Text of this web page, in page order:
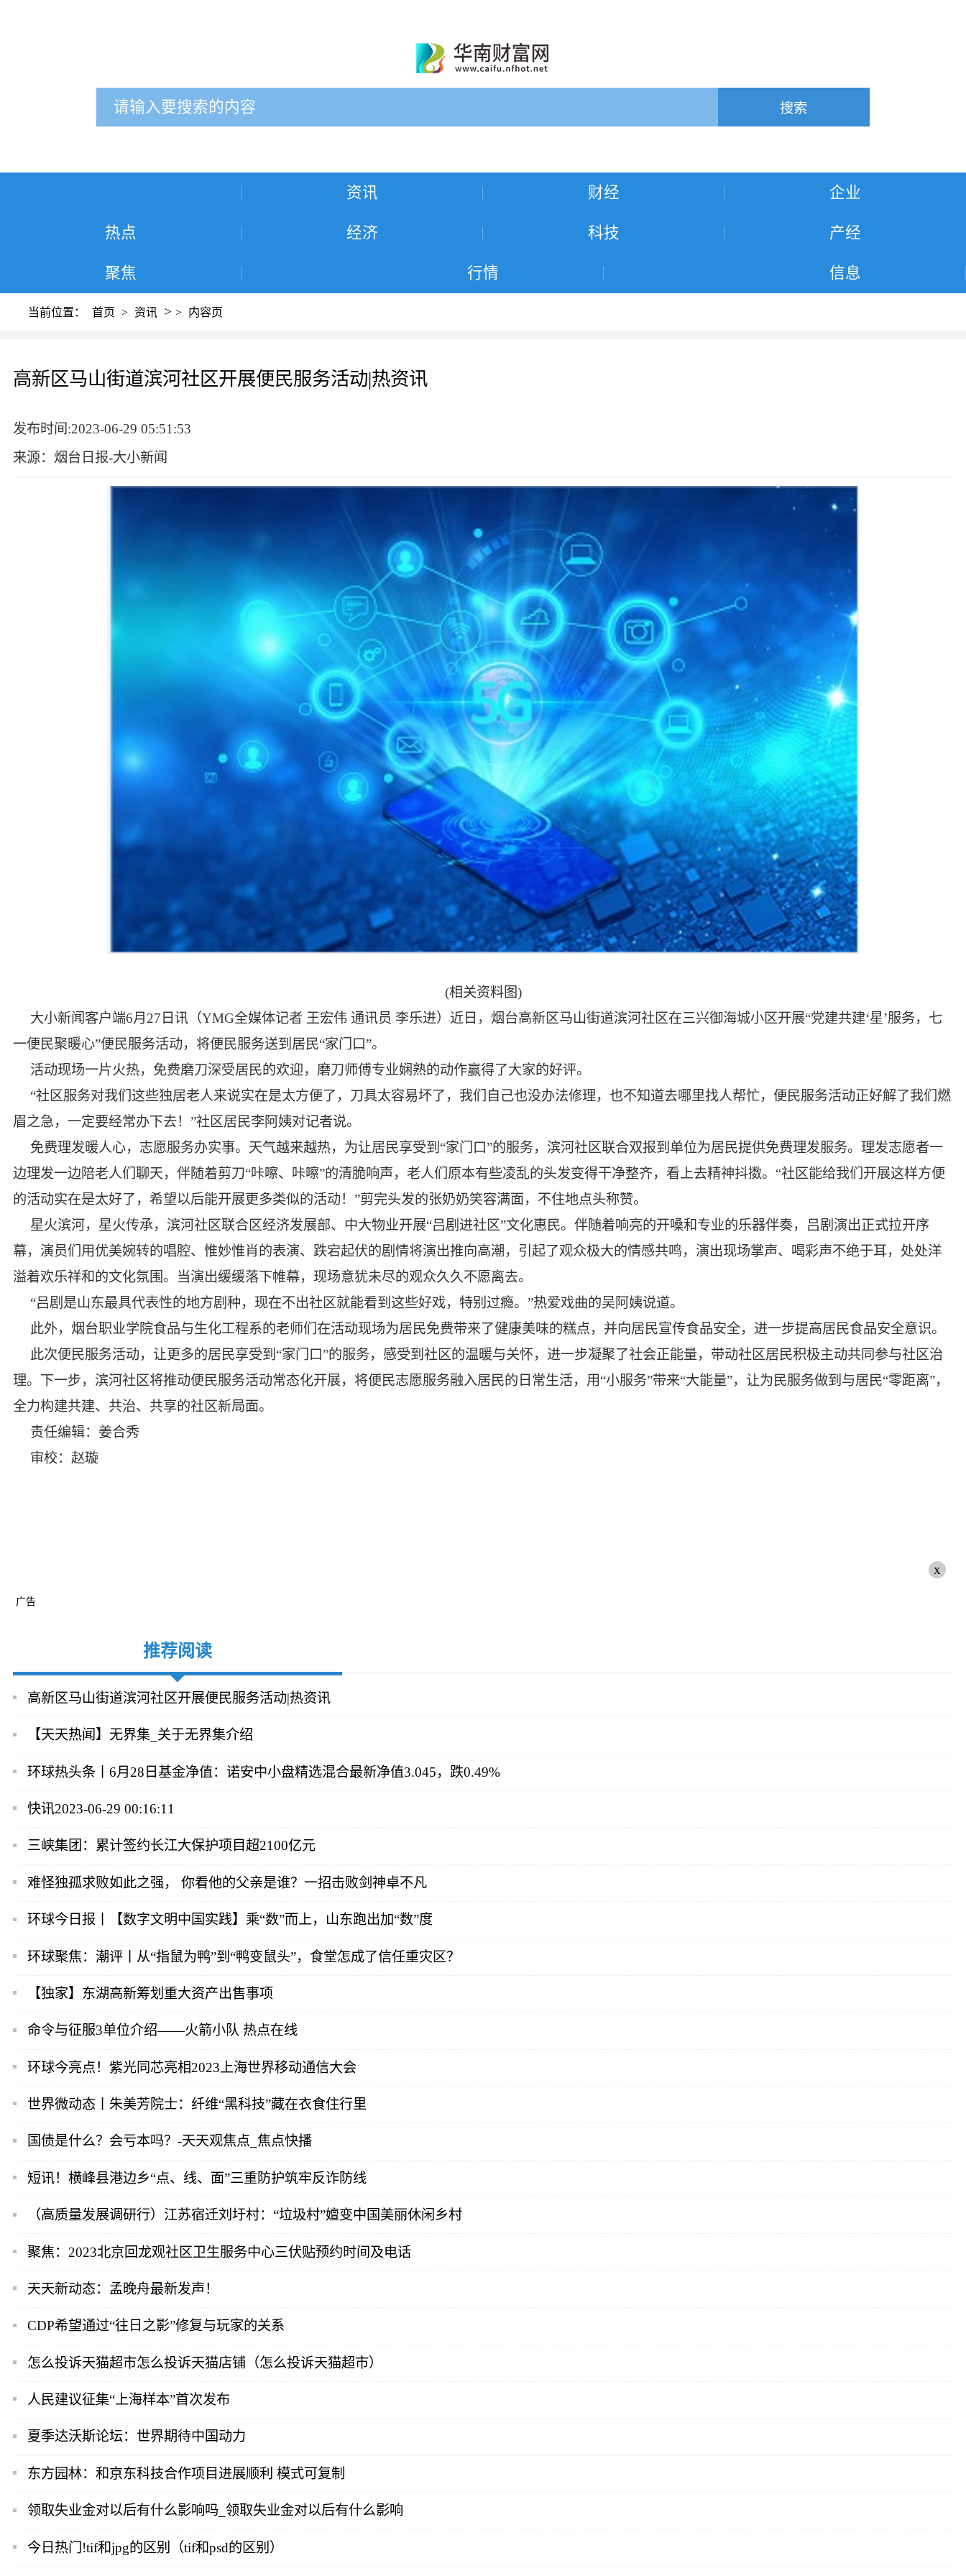
搜索
资讯 财经 企业
热点 经济 科技 产经
聚焦 行情 信息
当前位置： 首页 > 资讯 >> 内容页
高新区马山街道滨河社区开展便民服务活动|热资讯
发布时间:2023-06-29 05:51:53
来源：烟台日报-大小新闻
(相关资料图)
大小新闻客户端6月27日讯（YMG全媒体记者 王宏伟 通讯员 李乐进）近日，烟台高新区马山街道滨河社区在三兴御海城小区开展“党建共建‘星’服务，七
一便民聚暖心”便民服务活动，将便民服务送到居民“家门口”。
活动现场一片火热，免费磨刀深受居民的欢迎，磨刀师傅专业娴熟的动作赢得了大家的好评。
“社区服务对我们这些独居老人来说实在是太方便了，刀具太容易坏了，我们自己也没办法修理，也不知道去哪里找人帮忙，便民服务活动正好解了我们燃
眉之急，一定要经常办下去！”社区居民李阿姨对记者说。
免费理发暖人心，志愿服务办实事。天气越来越热，为让居民享受到“家门口”的服务，滨河社区联合双报到单位为居民提供免费理发服务。理发志愿者一
边理发一边陪老人们聊天，伴随着剪刀“咔嚓、咔嚓”的清脆响声，老人们原本有些凌乱的头发变得干净整齐，看上去精神抖擞。“社区能给我们开展这样方便
的活动实在是太好了，希望以后能开展更多类似的活动！”剪完头发的张奶奶笑容满面，不住地点头称赞。
星火滨河，星火传承，滨河社区联合区经济发展部、中大物业开展“吕剧进社区”文化惠民。伴随着响亮的开嗓和专业的乐器伴奏，吕剧演出正式拉开序
幕，演员们用优美婉转的唱腔、惟妙惟肖的表演、跌宕起伏的剧情将演出推向高潮，引起了观众极大的情感共鸣，演出现场掌声、喝彩声不绝于耳，处处洋
溢着欢乐祥和的文化氛围。当演出缓缓落下帷幕，现场意犹未尽的观众久久不愿离去。
“吕剧是山东最具代表性的地方剧种，现在不出社区就能看到这些好戏，特别过瘾。”热爱戏曲的吴阿姨说道。
此外，烟台职业学院食品与生化工程系的老师们在活动现场为居民免费带来了健康美味的糕点，并向居民宣传食品安全，进一步提高居民食品安全意识。
此次便民服务活动，让更多的居民享受到“家门口”的服务，感受到社区的温暖与关怀，进一步凝聚了社会正能量，带动社区居民积极主动共同参与社区治
理。下一步，滨河社区将推动便民服务活动常态化开展，将便民志愿服务融入居民的日常生活，用“小服务”带来“大能量”，让为民服务做到与居民“零距离”，
全力构建共建、共治、共享的社区新局面。
责任编辑：姜合秀
审校：赵璇
x
广告
推荐阅读
高新区马山街道滨河社区开展便民服务活动|热资讯
【天天热闻】无界集_关于无界集介绍
环球热头条丨6月28日基金净值：诺安中小盘精选混合最新净值3.045，跌0.49%
快讯2023-06-29 00:16:11
三峡集团：累计签约长江大保护项目超2100亿元
难怪独孤求败如此之强， 你看他的父亲是谁？一招击败剑神卓不凡
环球今日报丨【数字文明中国实践】乘“数”而上，山东跑出加“数”度
环球聚焦：潮评丨从“指鼠为鸭”到“鸭变鼠头”，食堂怎成了信任重灾区？
【独家】东湖高新筹划重大资产出售事项
命令与征服3单位介绍——火箭小队 热点在线
环球今亮点！紫光同芯亮相2023上海世界移动通信大会
世界微动态丨朱美芳院士：纤维“黑科技”藏在衣食住行里
国债是什么？会亏本吗？-天天观焦点_焦点快播
短讯！横峰县港边乡“点、线、面”三重防护筑牢反诈防线
（高质量发展调研行）江苏宿迁刘圩村：“垃圾村”嬗变中国美丽休闲乡村
聚焦：2023北京回龙观社区卫生服务中心三伏贴预约时间及电话
天天新动态：孟晚舟最新发声！
CDP希望通过“往日之影”修复与玩家的关系
怎么投诉天猫超市怎么投诉天猫店铺（怎么投诉天猫超市）
人民建议征集“上海样本”首次发布
夏季达沃斯论坛：世界期待中国动力
东方园林：和京东科技合作项目进展顺利 模式可复制
领取失业金对以后有什么影响吗_领取失业金对以后有什么影响
今日热门!tif和jpg的区别（tif和psd的区别）